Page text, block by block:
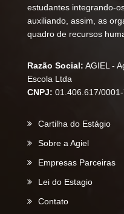
estudantes integrando-
auxiliando, assim, as
quadro de recursos
Razão Social: AGIEL -
Escola Ltda
CNPJ: 01.406.617/
Cartilha do Estágio
Sobre a Agiel
Empresas Parceiras
Lei do Estagio
Contato